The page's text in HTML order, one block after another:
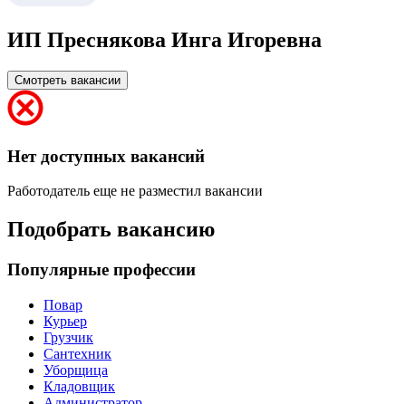
ИП Преснякова Инга Игоревна
Смотреть вакансии
Нет доступных вакансий
Работодатель еще не разместил вакансии
Подобрать вакансию
Популярные профессии
Повар
Курьер
Грузчик
Сантехник
Уборщица
Кладовщик